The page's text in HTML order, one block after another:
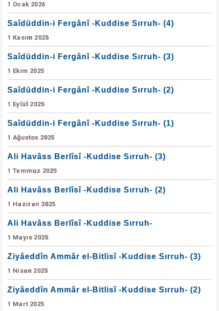
1 Ocak 2026
Saîdüddin-i Fergânî -Kuddise Sırruh- (4)
1 Kasım 2025
Saîdüddin-i Fergânî -Kuddise Sırruh- (3)
1 Ekim 2025
Saîdüddin-i Fergânî -Kuddise Sırruh- (2)
1 Eylül 2025
Saîdüddin-i Fergânî -Kuddise Sırruh- (1)
1 Ağustos 2025
Ali Havâss Berlîsî -Kuddise Sırruh- (3)
1 Temmuz 2025
Ali Havâss Berlîsî -Kuddise Sırruh- (2)
1 Haziran 2025
Ali Havâss Berlîsî -Kuddise Sırruh-
1 Mayıs 2025
Ziyâeddîn Ammâr el-Bitlisî -Kuddise Sırruh- (3)
1 Nisan 2025
Ziyâeddîn Ammâr el-Bitlisî -Kuddise Sırruh- (2)
1 Mart 2025